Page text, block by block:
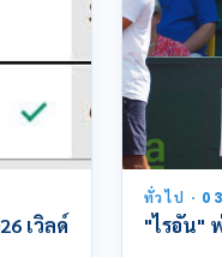
เวิลด์
ทั่วไป ·
"ไรอัน"